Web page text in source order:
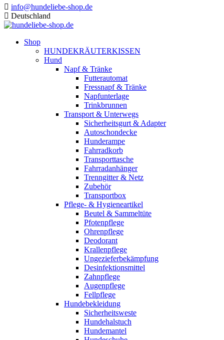
info@hundeliebe-shop.de
Deutschland
Shop
HUNDEKRÄUTERKISSEN
Hund
Napf & Tränke
Futterautomat
Fressnapf & Tränke
Napfunterlage
Trinkbrunnen
Transport & Unterwegs
Sicherheitsgurt & Adapter
Autoschondecke
Hunderampe
Fahrradkorb
Transporttasche
Fahrradanhänger
Trenngitter & Netz
Zubehör
Transportbox
Pflege- & Hygieneartikel
Beutel & Sammeltüte
Pfotenpflege
Ohrenpflege
Deodorant
Krallenpflege
Ungezieferbekämpfung
Desinfektionsmittel
Zahnpflege
Augenpflege
Fellpflege
Hundebekleidung
Sicherheitsweste
Hundehalstuch
Hundemantel